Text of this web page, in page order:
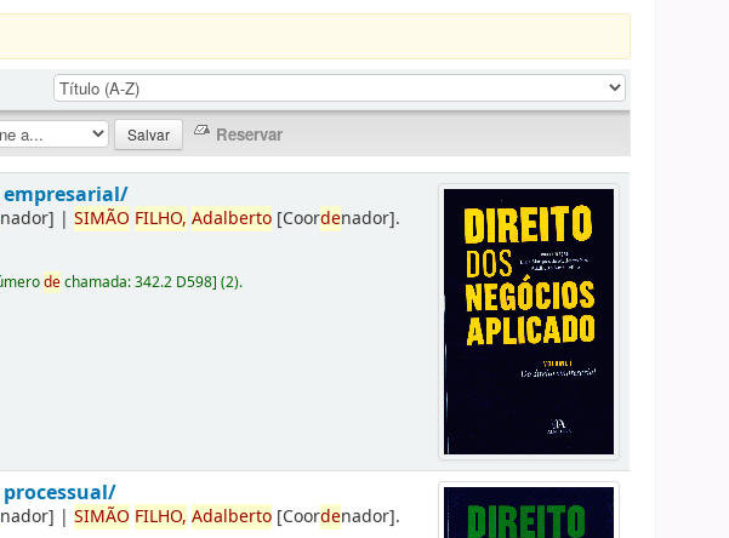
empresarial/
nador] |SIMÃO FILHO, Adalberto [Coordenador].
dechamada:342.2 D598](2).
nador] |SIMÃO FILHO, Adalberto [Coordenador].